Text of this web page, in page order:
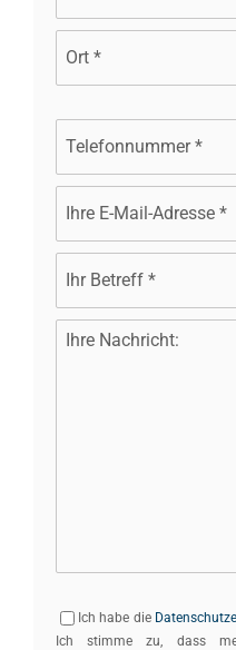
Ich habe die
Ich stimme zu, dass